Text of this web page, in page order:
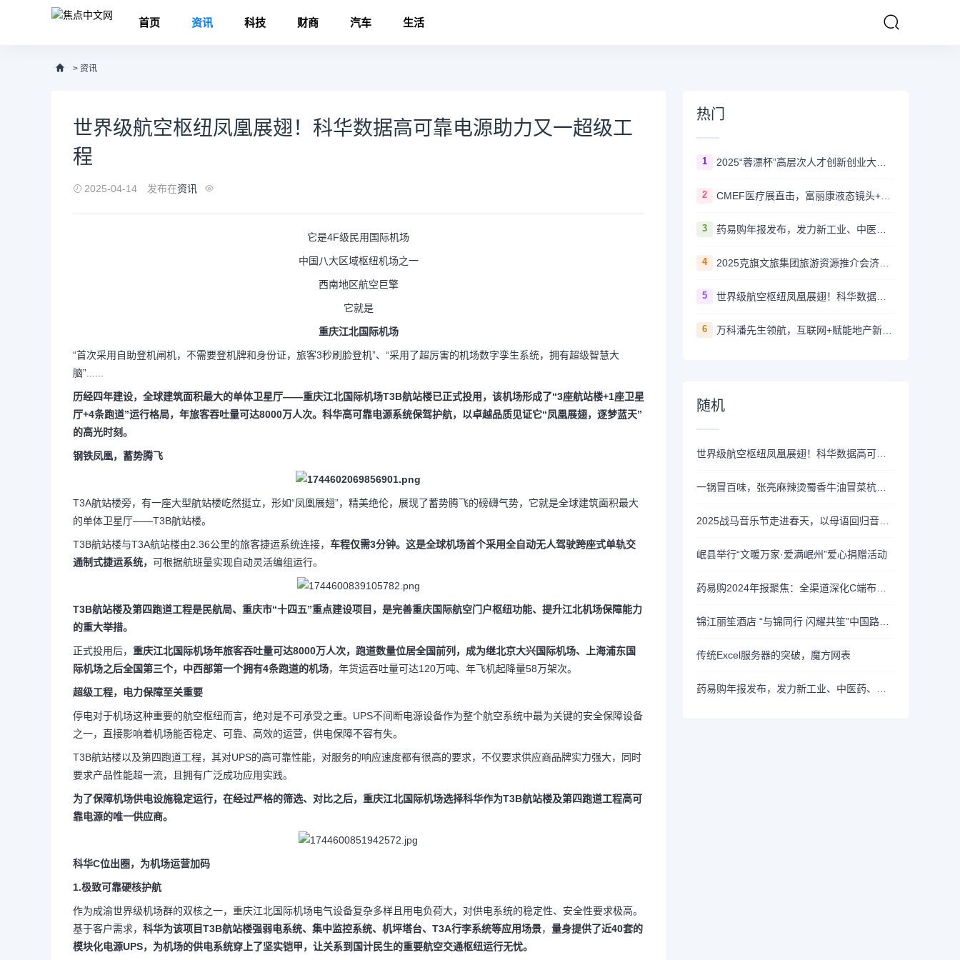
首页 资讯 科技 财商 汽车 生活
> 资讯
世界级航空枢纽凤凰展翅！科华数据高可靠电源助力又一超级工
程
2025-04-14 发布在资讯
它是4F级民用国际机场
中国八大区域枢纽机场之一
西南地区航空巨擎
它就是
重庆江北国际机场
“首次采用自助登机闸机，不需要登机牌和身份证，旅客3秒刷脸登机”、“采用了超厉害的机场数字孪生系统，拥有超级智慧大
脑”......
历经四年建设， 全球建筑面积最大的单体卫星厅——重庆江北国际机场T3B航站楼已正式投用 ，该机场形成了“3座航站楼+1座卫星
厅+4条跑道”运行格局，年旅客吞吐量可达8000万人次。 科华高可靠电源系统保驾护航，以卓越品质见证它“凤凰展翅，逐梦蓝天”
的高光时刻。
钢铁凤凰，蓄势腾飞
T3A航站楼旁，有一座大型航站楼屹然挺立，形如“凤凰展翅”，精美绝伦，展现了蓄势腾飞的磅礴气势，它就是全球建筑面积最大
的单体卫星厅——T3B航站楼。
T3B航站楼与T3A航站楼由2.36公里的旅客捷运系统连接， 车程仅需3分钟。这是全球机场首个采用全自动无人驾驶跨座式单轨交
通制式捷运系统， 可根据航班量实现自动灵活编组运行。
T3B航站楼及第四跑道工程是民航局、重庆市“十四五”重点建设项目，是完善重庆国际航空门户枢纽功能、提升江北机场保障能力
的重大举措。
正式投用后， 重庆江北国际机场年旅客吞吐量可达8000万人次，跑道数量位居全国前列，成为继北京大兴国际机场、上海浦东国
际机场之后全国第三个，中西部第一个拥有4条跑道的机场，年货运吞吐量可达120万吨、年飞机起降量58万架次。
超级工程，电力保障至关重要
停电对于机场这种重要的航空枢纽而言，绝对是不可承受之重。UPS不间断电源设备作为整个航空系统中最为关键的安全保障设备
之一，直接影响着机场能否稳定、可靠、高效的运营，供电保障不容有失。
T3B航站楼以及第四跑道工程，其对UPS的高可靠性能，对服务的响应速度都有很高的要求，不仅要求供应商品牌实力强大，同时
要求产品性能超一流，且拥有广泛成功应用实践。
为了保障机场供电设施稳定运行，在经过严格的筛选、对比之后，重庆江北国际机场选择科华作为T3B航站楼及第四跑道工程高可
靠电源的唯一供应商。
科华C位出圈，为机场运营加码
1.极致可靠硬核护航
作为成渝世界级机场群的双核之一，重庆江北国际机场电气设备复杂多样且用电负荷大，对供电系统的稳定性、安全性要求极高。
基于客户需求， 科华为该项目T3B航站楼强弱电系统、集中监控系统、机坪塔台、T3A行李系统等应用场景， 量身提供了近40套的
模块化电源UPS，为机场的供电系统穿上了坚实铠甲，让关系到国计民生的重要航空交通枢纽运行无忧。
热门
1 2025“蓉漂杯”高层次人才创新创业大赛 金牛·重点产业园区专项赛圆满举行
2 CMEF医疗展直击，富丽康液态镜头+国产替代医疗转接镜引采购热潮
3
4 2025克旗文旅集团旅游资源推介会济南站即将开启 邀您共赴草原好客之约
5 世界级航空枢纽凤凰展翅！科华数据高可靠电源助力又一超级工程
6 万科潘先生领航，互联网+赋能地产新未来！
随机
岷县举行“文暖万家·爱满岷州”爱心捐赠活动
传统Excel服务器的突破，魔方网表